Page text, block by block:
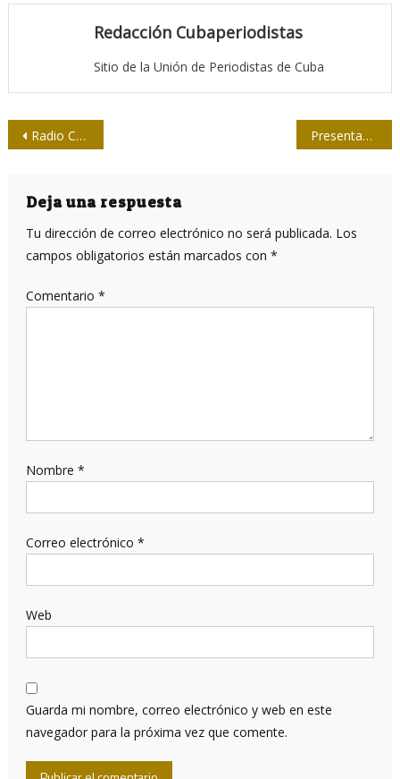
Redacción Cubaperiodistas
Sitio de la Unión de Periodistas de Cuba
Navegación
entradas
Radio Camoa, colectivo Distinguido Nacional Presentan en Yaguajay audiovisual sobre Perfecto Romero, ícono de la fotografía cubana
Deja una respuesta
Tu dirección de correo electrónico no será publicada. Los
campos obligatorios están marcados con *
Comentario *
Nombre *
Correo electrónico *
Web
Guarda mi nombre, correo electrónico y web en este
navegador para la próxima vez que comente.